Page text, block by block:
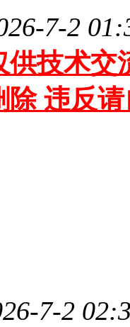
7-2
供技术交
除 违反
7-2